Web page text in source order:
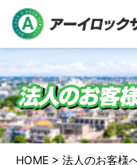
HOME > 法人のお客様